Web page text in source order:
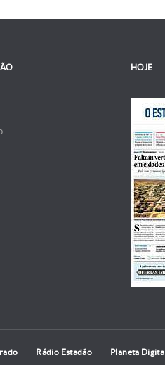
HOJE
Rádio Estadão Planeta Digital